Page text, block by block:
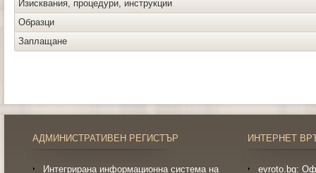
Изисквания, процедури, инструкции
Образци
Заплащане
АДМИНИСТРАТИВЕН РЕГИСТЪР
Интегрирана информационна система на
ИНТЕРНЕТ
evroto.bg: